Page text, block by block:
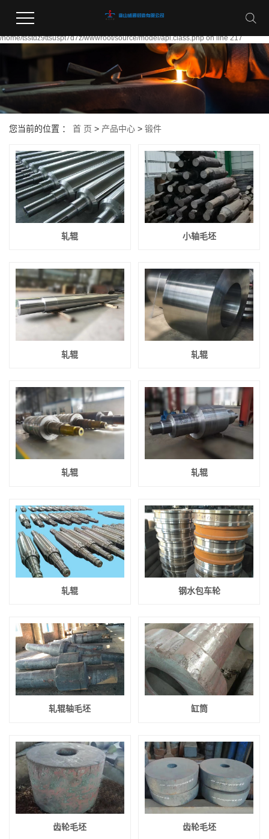
file_put_contents(/home/tsstdz9ttsuspt7d7z/wwwroot/source/cache/
/home/tsstdz9ttsuspt7d7z/wwwroot/source/model/api.class.php on line 217
您当前的位置 ： 首 页 > 产品中心 > 锻件
轧辊 小轴毛坯
轧辊 轧辊
轧辊 轧辊
轧辊 钢水包车轮
轧辊轴毛坯 缸筒
齿轮毛坯 齿轮毛坯